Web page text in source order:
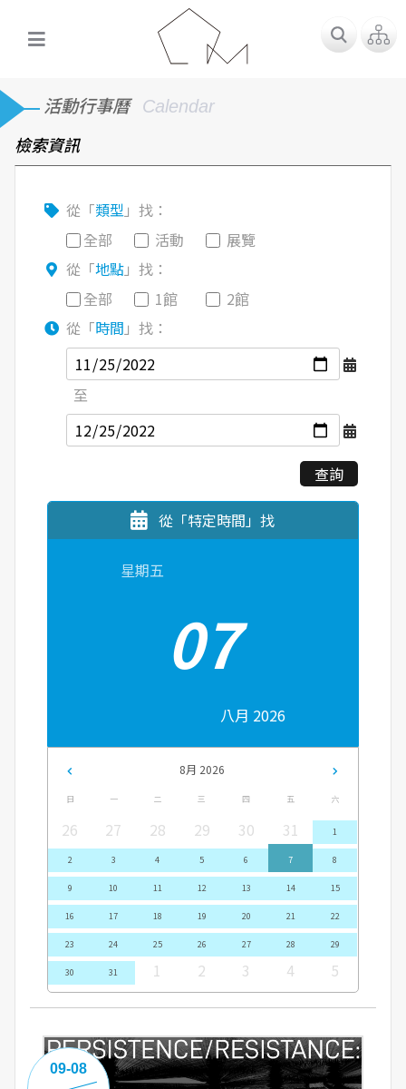
活動行事曆 Calendar
檢索資訊
從「類型」找：
全部
活動
展覽
從「地點」找：
全部
1館
2館
從「時間 」找：
至
查詢
從「特定時間」找
星期五
07
八月 2026
8月 2026
日 一 二 三 四 五 六
26 27 28 29 30 31 1
2 3 4 5 6 7 8
9 10 11 12 13 14 15
16 17 18 19 20 21 22
23 24 25 26 27 28 29
30 31 1 2 3 4 5
09-08